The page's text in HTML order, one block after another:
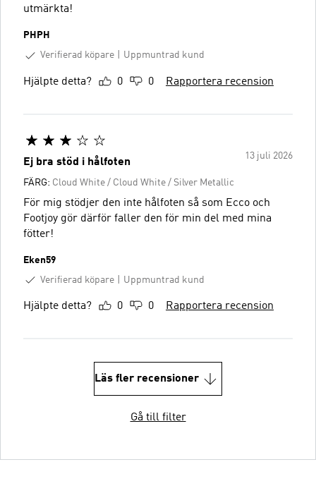
utmärkta!
PHPH
Verifierad köpare
Uppmuntrad kund
Hjälpte detta? 0 0 Rapportera recension
13 juli 2026
Ej bra stöd i hålfoten
FÄRG: Cloud White / Cloud White / Silver Metallic
För mig stödjer den inte hålfoten så som Ecco och
Footjoy gör därför faller den för min del med mina
fötter!
Eken59
Verifierad köpare
Uppmuntrad kund
Hjälpte detta? 0 0 Rapportera recension
Läs fler recensioner
Gå till filter